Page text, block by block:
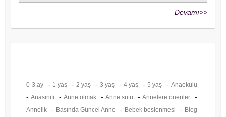
Devamı>>
0-3 ay - 1 yaş - 2 yaş - 3 yaş - 4 yaş - 5 yaş - Anaokulu
- Anasınıfı - Anne olmak - Anne sütü - Annelere öneriler -
Annelik - Basında Güncel Anne - Bebek beslenmesi - Blog